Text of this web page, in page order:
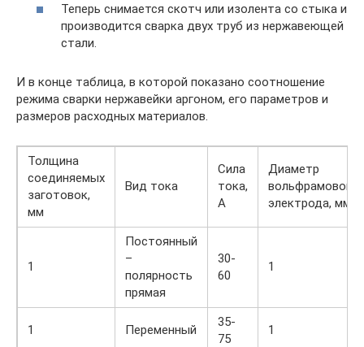
Теперь снимается скотч или изолента со стыка и
производится сварка двух труб из нержавеющей
стали.
И в конце таблица, в которой показано соотношение
режима сварки нержавейки аргоном, его параметров и
размеров расходных материалов.
Толщина
соединяемых
заготовок,
мм
Вид тока
Сила
тока,
А
Диаметр
вольфрамового
электрода, мм
1
Постоянный
–
полярность
прямая
30-
60
1
1 Переменный
35-
75
1